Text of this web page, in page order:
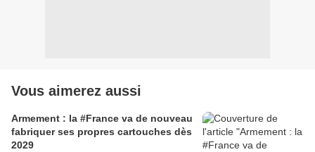
Vous aimerez aussi
Armement : la #France va de nouveau
fabriquer ses propres cartouches dès
2029